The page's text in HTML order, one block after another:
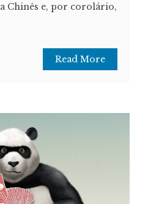
Chinês e, por corolário,
Read More